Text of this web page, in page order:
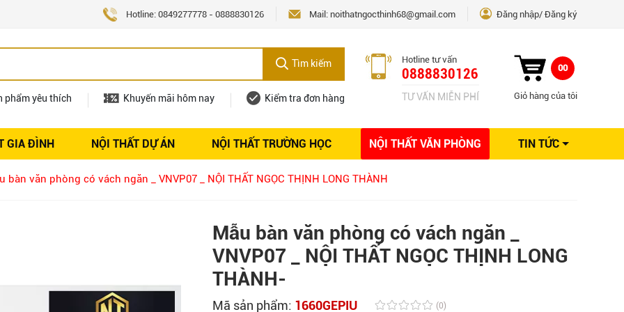
Hotline: 0849277778 - 0888830126 Mail: noithatngocthinh68@gmail.com Đăng nhập Đăng ký
Tìm kiếm
phẩm yêu thích Khuyến mãi hôm nay Kiểm tra đơn hàng
Hotline tư vấn
0888830126
TƯ VẤN MIỄN PHÍ
00
Giỏ hàng của tôi
GIA ĐÌNH NỘI THẤT DỰ ÁN NỘI THẤT TRƯỜNG HỌC NỘI THẤT VĂN PHÒNG TIN TỨC
thất Tuyển dụng
Giải pháp thiết kế
bàn văn phòng có vách ngăn _ VNVP07 _ NỘI THẤT NGỌC THỊNH LONG THÀNH
Mẫu bàn văn phòng có vách ngăn _
VNVP07 _ NỘI THẤT NGỌC THỊNH LONG
THÀNH-
Mã sản phẩm: 1660GEPIU (0)